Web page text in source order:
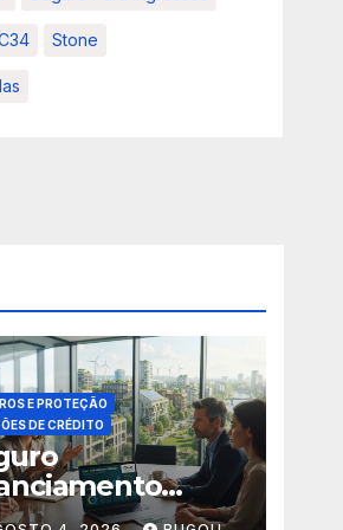
Stone
E PROTEÇÃO
DE CRÉDITO
5